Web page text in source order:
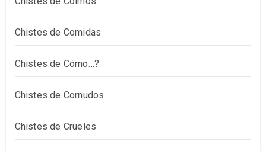
Chistes de Comidas
Chistes de Cómo…?
Chistes de Cornudos
Chistes de Crueles